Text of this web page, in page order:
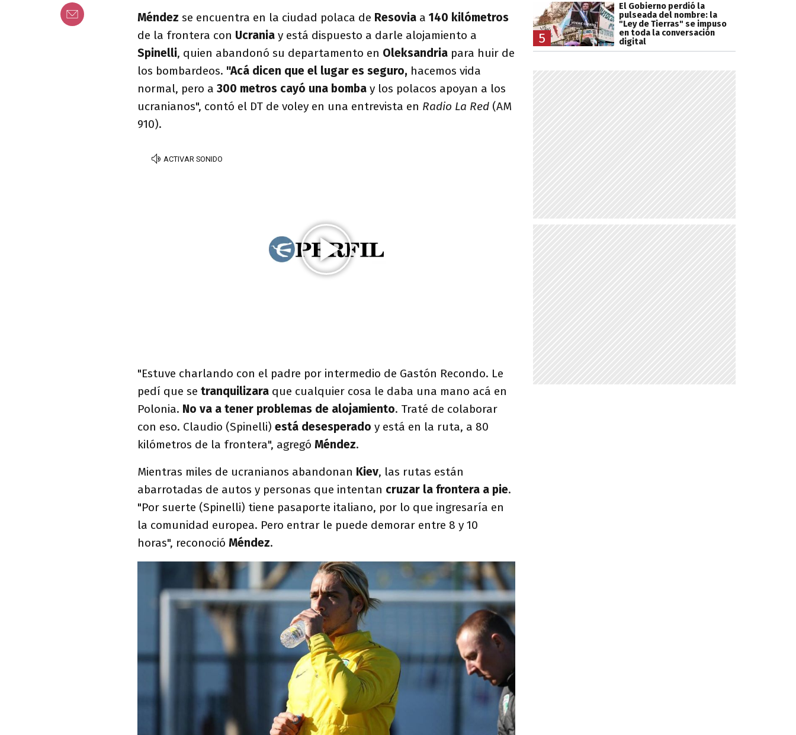
Méndez se encuentra en la ciudad polaca de Resovia a 140 kilómetros
de la frontera con Ucrania y está dispuesto a darle alojamiento a
Spinelli, quien abandonó su departamento en Oleksandria para huir de
los bombardeos. "Acá dicen que el lugar es seguro, hacemos vida
normal, pero a 300 metros cayó una bomba y los polacos apoyan a los
ucranianos", contó el DT de voley en una entrevista en Radio La Red (AM
910).
"Estuve charlando con el padre por intermedio de Gastón Recondo. Le
pedí que se tranquilizara que cualquier cosa le daba una mano acá en
Polonia. No va a tener problemas de alojamiento. Traté de colaborar
con eso. Claudio (Spinelli) está desesperado y está en la ruta, a 80
kilómetros de la frontera", agregó Méndez.
Mientras miles de ucranianos abandonan Kiev, las rutas están
abarrotadas de autos y personas que intentan cruzar la frontera a pie.
"Por suerte (Spinelli) tiene pasaporte italiano, por lo que ingresaría en
la comunidad europea. Pero entrar le puede demorar entre 8 y 10
horas", reconoció Méndez.
5
El Gobierno perdió la
pulseada del nombre: la
"Ley de Tierras" se impuso
en toda la conversación
digital